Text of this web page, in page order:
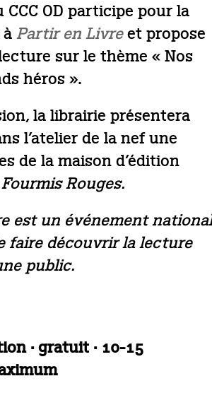
OD participe pour la
Partir en Livreet propose
sur le thème « Nos
héros ».
la librairie présentera
l’atelier de la nef une
de la maison d’édition
Rouges.
est un événement national
faire découvrir la lecture
public.
· gratuit · 10-15